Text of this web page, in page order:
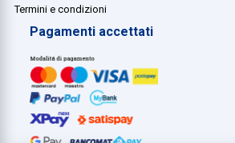
Termini e condizioni
Pagamenti accettati